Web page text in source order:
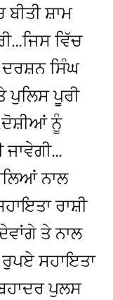
ਬੀਤੀ ਸ਼ਾਮ
ਵਿੱਚ
ਦਰਸ਼ਨ ਸਿੰਘ
ਪੁਲਿਸ ਪੂਰੀ
ਨੂੰ
ਨਾਲ
ਰਾਸ਼ੀ
ਤੇ ਨਾਲ
ਰੁਪਏ ਸਹਾਇਤਾ
ਪੁਲਸ